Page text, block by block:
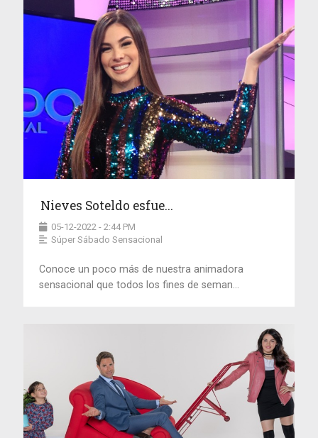
Nieves Soteldo esfue...
05-12-2022 - 2:44 PM
Súper Sábado Sensacional
Conoce un poco más de nuestra animadora
sensacional que todos los fines de seman...